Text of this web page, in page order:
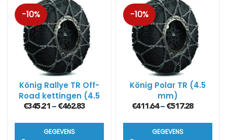
-10%
König Rallye TR Off-
Road kettingen (4.5
mm)
€345.21 – €462.83
GEGEVENS
-10%
König Polar TR (4.5
mm)
€411.64– €517.28
GEGEVENS